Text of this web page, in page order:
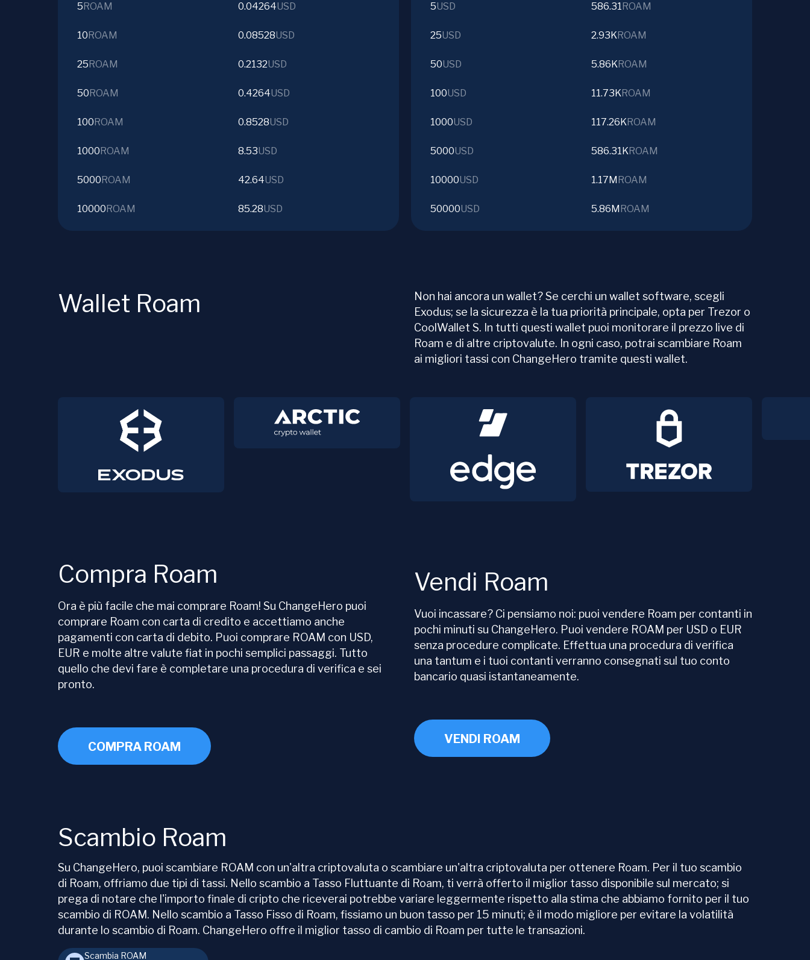
5ROAM 0.04264USD
10ROAM 0.08528USD
25ROAM 0.2132USD
50ROAM 0.4264USD
100ROAM 0.8528USD
1000ROAM 8.53USD
5000ROAM 42.64USD
10000ROAM 85.28USD
5USD 586.31ROAM
25USD 2.93KROAM
50USD 5.86KROAM
100USD 11.73KROAM
1000USD 117.26KROAM
5000USD 586.31KROAM
10000USD 1.17MROAM
50000USD 5.86MROAM
Wallet Roam
Non hai ancora un wallet? Se cerchi un wallet software, scegli
Exodus; se la sicurezza è la tua priorità principale, opta per Trezor o
CoolWallet S. In tutti questi wallet puoi monitorare il prezzo live di
Roam e di altre criptovalute. In ogni caso, potrai scambiare Roam
ai migliori tassi con ChangeHero tramite questi wallet.
Compra Roam
Ora è più facile che mai comprare Roam! Su ChangeHero puoi
comprare Roam con carta di credito e accettiamo anche
pagamenti con carta di debito. Puoi comprare ROAM con USD,
EUR e molte altre valute fiat in pochi semplici passaggi. Tutto
quello che devi fare è completare una procedura di verifica e sei
pronto.
COMPRA ROAM
Vendi Roam
Vuoi incassare? Ci pensiamo noi: puoi vendere Roam per contanti in
pochi minuti su ChangeHero. Puoi vendere ROAM per USD o EUR
senza procedure complicate. Effettua una procedura di verifica
una tantum e i tuoi contanti verranno consegnati sul tuo conto
bancario quasi istantaneamente.
VENDI ROAM
Scambio Roam
Su ChangeHero, puoi scambiare ROAM con un'altra criptovaluta o scambiare un'altra criptovaluta per ottenere Roam. Per il tuo scambio
di Roam, offriamo due tipi di tassi. Nello scambio a Tasso Fluttuante di Roam, ti verrà offerto il miglior tasso disponibile sul mercato; si
prega di notare che l'importo finale di cripto che riceverai potrebbe variare leggermente rispetto alla stima che abbiamo fornito per il tuo
scambio di ROAM. Nello scambio a Tasso Fisso di Roam, fissiamo un buon tasso per 15 minuti; è il modo migliore per evitare la volatilità
durante lo scambio di Roam. ChangeHero offre il miglior tasso di cambio di Roam per tutte le transazioni.
Scambia ROAM